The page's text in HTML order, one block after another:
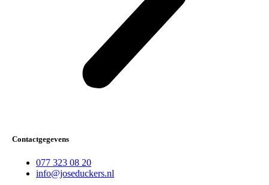
Contactgegevens
077 323 08 20
info@joseduckers.nl